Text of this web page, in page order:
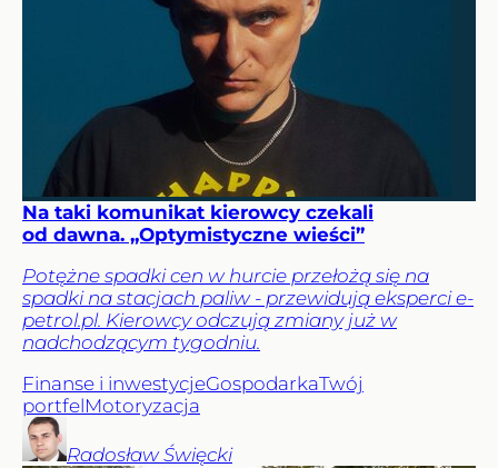
Na taki komunikat kierowcy czekali
od dawna. „Optymistyczne wieści”
Potężne spadki cen w hurcie przełożą się na
spadki na stacjach paliw - przewidują eksperci e-
petrol.pl. Kierowcy odczują zmiany już w
nadchodzącym tygodniu.
Finanse i inwestycjeGospodarkaTwój
portfelMotoryzacja
Radosław Święcki